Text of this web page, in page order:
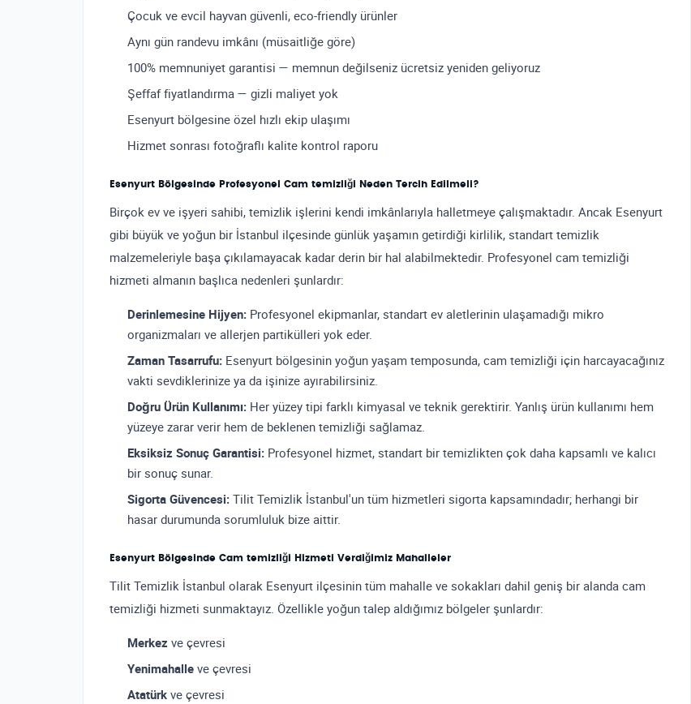
Çocuk ve evcil hayvan güvenli, eco-friendly ürünler
Aynı gün randevu imkânı (müsaitliğe göre)
100% memnuniyet garantisi — memnun değilseniz ücretsiz yeniden geliyoruz
Şeffaf fiyatlandırma — gizli maliyet yok
Esenyurt bölgesine özel hızlı ekip ulaşımı
Hizmet sonrası fotoğraflı kalite kontrol raporu
Esenyurt Bölgesinde Profesyonel Cam temizliği Neden Tercih Edilmeli?
Birçok ev ve işyeri sahibi, temizlik işlerini kendi imkânlarıyla halletmeye çalışmaktadır. Ancak Esenyurt
gibi büyük ve yoğun bir İstanbul ilçesinde günlük yaşamın getirdiği kirlilik, standart temizlik
malzemeleriyle başa çıkılamayacak kadar derin bir hal alabilmektedir. Profesyonel cam temizliği
hizmeti almanın başlıca nedenleri şunlardır:
Derinlemesine Hijyen: Profesyonel ekipmanlar, standart ev aletlerinin ulaşamadığı mikro
organizmaları ve allerjen partikülleri yok eder.
Zaman Tasarrufu: Esenyurt bölgesinin yoğun yaşam temposunda, cam temizliği için harcayacağınız
vakti sevdiklerinize ya da işinize ayırabilirsiniz.
Doğru Ürün Kullanımı: Her yüzey tipi farklı kimyasal ve teknik gerektirir. Yanlış ürün kullanımı hem
yüzeye zarar verir hem de beklenen temizliği sağlamaz.
Eksiksiz Sonuç Garantisi: Profesyonel hizmet, standart bir temizlikten çok daha kapsamlı ve kalıcı
bir sonuç sunar.
Sigorta Güvencesi: Tilit Temizlik İstanbul'un tüm hizmetleri sigorta kapsamındadır; herhangi bir
hasar durumunda sorumluluk bize aittir.
Esenyurt Bölgesinde Cam temizliği Hizmeti Verdiğimiz Mahalleler
Tilit Temizlik İstanbul olarak Esenyurt ilçesinin tüm mahalle ve sokakları dahil geniş bir alanda cam
temizliği hizmeti sunmaktayız. Özellikle yoğun talep aldığımız bölgeler şunlardır:
Merkez ve çevresi
Yenimahalle ve çevresi
Atatürk ve çevresi